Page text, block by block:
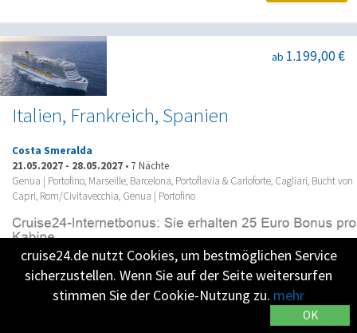
Italien, Frankreich, Spanien
ab 1.199,00 €
Costa Smeralda
21.05.2027 - 28.05.2027 • 7 Nächte
Genua | Portofino, Marseille, Barcelona, Portoflavia & Carloforte, Cagliari, Bucht von
Capri, Rom/Civitavecchia, Genua | Portofino
cruise24.de nutzt Cookies, um bestmöglichen Service
sicherzustellen. Wenn Sie auf der Seite weitersurfen
stimmen Sie der Cookie-Nutzung zu. mehr
OK